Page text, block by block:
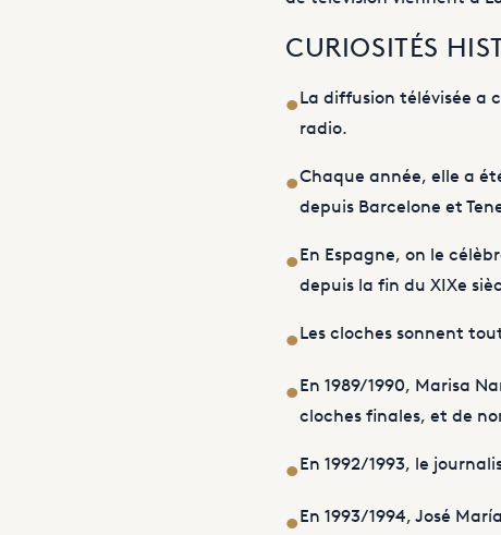
CURIOSITÉS
•La diffusion télévisée a
radio.
•Chaque année, elle a
depuis Barcelone et
•En Espagne, on le
depuis la fin du XIXe
•Les cloches sonnent
•En 1989/1990, Marisa
cloches finales, et de
•En 1992/1993, le
•En 1993/1994, José